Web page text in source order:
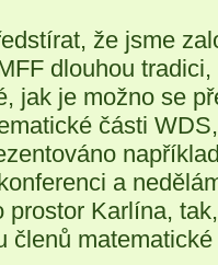
že jsme
dlouhou
jak je možno se
části
a
prostor Karlína,
členů matematické